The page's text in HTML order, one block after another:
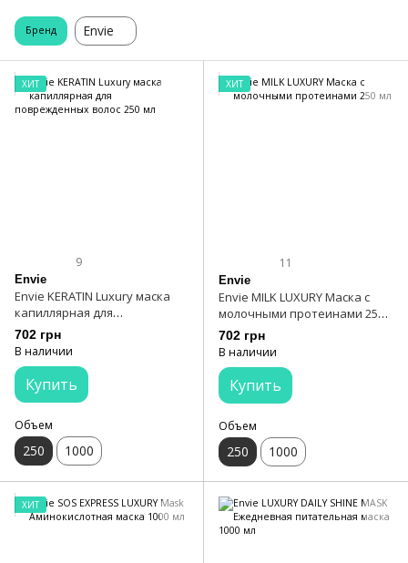
Бренд Envie
ХИТ
9
Envie
Envie KERATIN Luxury маска
капиллярная для
поврежденных волос 250 мл
702 грн
В наличии
Купить
Объем
250 1000
ХИТ
11
Envie
Envie MILK LUXURY Маска с
молочными протеинами 250
мл
702 грн
В наличии
Купить
Объем
250 1000
ХИТ